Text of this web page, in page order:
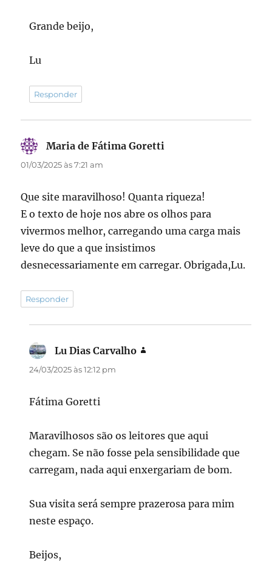
Grande beijo,
Lu
Responder
Maria de Fátima Goretti
01/03/2025 às 7:21 am
Que site maravilhoso! Quanta riqueza!
E o texto de hoje nos abre os olhos para
vivermos melhor, carregando uma carga mais
leve do que a que insistimos
desnecessariamente em carregar. Obrigada,Lu.
Responder
Lu Dias Carvalho
24/03/2025 às 12:12 pm
Fátima Goretti
Maravilhosos são os leitores que aqui
chegam. Se não fosse pela sensibilidade que
carregam, nada aqui enxergariam de bom.
Sua visita será sempre prazerosa para mim
neste espaço.
Beijos,